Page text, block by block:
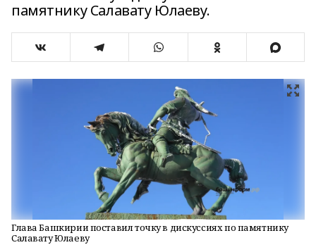
памятнику Салавату Юлаеву.
Глава Башкирии поставил точку в дискуссиях по памятнику
Салавату Юлаеву